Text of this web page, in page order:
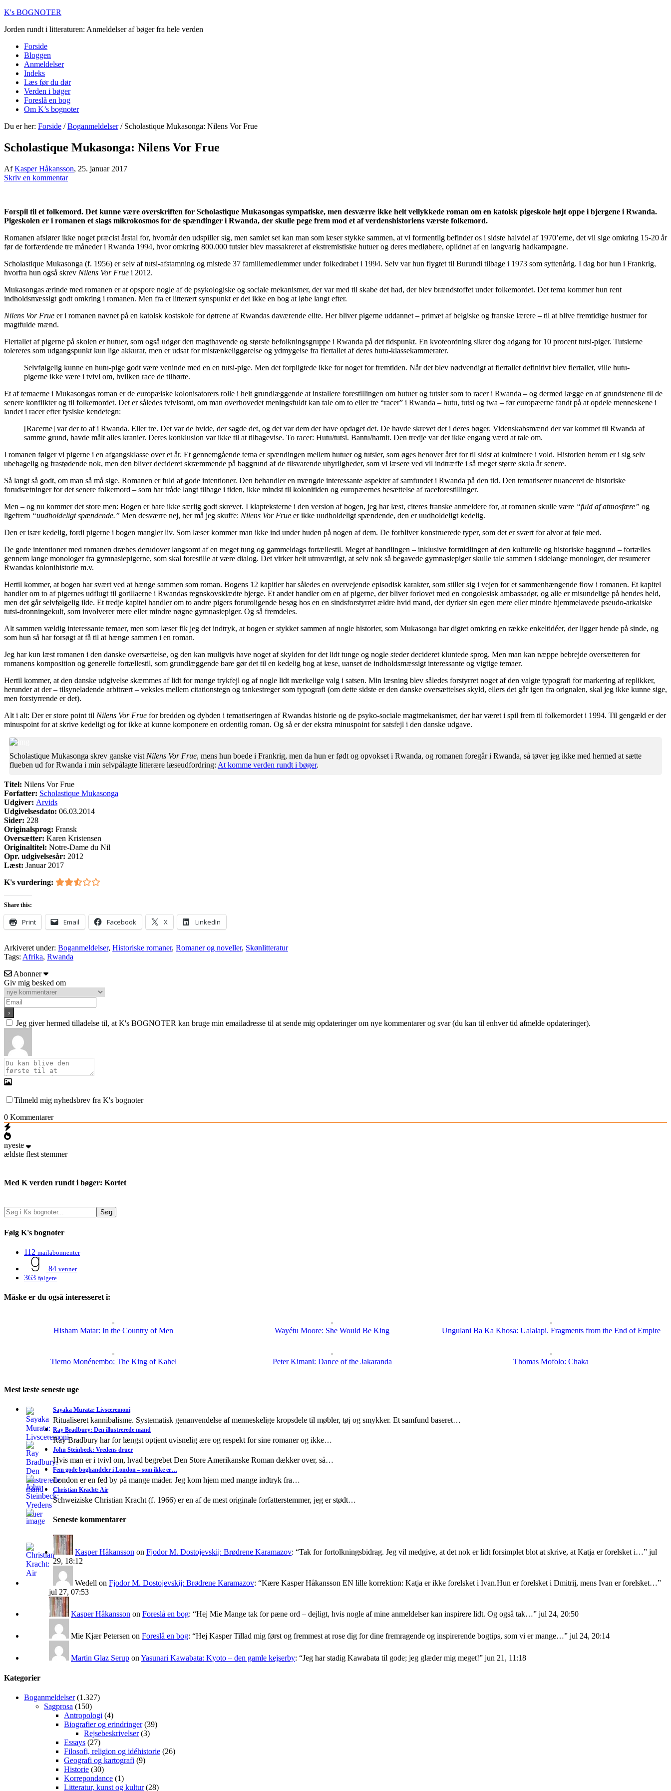
K's BOGNOTER
Jorden rundt i litteraturen: Anmeldelser af bøger fra hele verden
Forside
Bloggen
Anmeldelser
Indeks
Læs før du dør
Verden i bøger
Foreslå en bog
Om K’s bognoter
Du er her: Forside / Boganmeldelser /Scholastique Mukasonga: Nilens Vor Frue
Scholastique Mukasonga: Nilens Vor Frue
AfKasper Håkansson, 25. januar 2017
Skriv en kommentar
Forspil til et folkemord. Det kunne være overskriften for Scholastique Mukasongas sympatiske, men desværre ikke helt vellykkede roman om en katolsk pigeskole højt oppe i bjergene i Rwanda.
Pigeskolen er i romanen et slags mikrokosmos for de spændinger i Rwanda, der skulle pege frem mod et af verdenshistoriens værste folkemord.
Romanen afslører ikke noget præcist årstal for, hvornår den udspiller sig, men samlet set kan man som læser stykke sammen, at vi formentlig befinder os i sidste halvdel af 1970’erne, det vil sige omkring 15-20 år
før de forfærdende tre måneder i Rwanda 1994, hvor omkring 800.000 tutsier blev massakreret af ekstremistiske hutuer og deres medløbere, opildnet af en langvarig hadkampagne.
Scholastique Mukasonga (f. 1956) er selv af tutsi-afstamning og mistede 37 familiemedlemmer under folkedrabet i 1994. Selv var hun flygtet til Burundi tilbage i 1973 som syttenårig. I dag bor hun i Frankrig,
hvorfra hun også skrev Nilens Vor Frue i 2012.
Mukasongas ærinde med romanen er at opspore nogle af de psykologiske og sociale mekanismer, der var med til skabe det had, der blev brændstoffet under folkemordet. Det tema kommer hun rent
indholdsmæssigt godt omkring i romanen. Men fra et litterært synspunkt er det ikke en bog at løbe langt efter.
Nilens Vor Frue er i romanen navnet på en katolsk kostskole for døtrene af Rwandas daværende elite. Her bliver pigerne uddannet – primæt af belgiske og franske lærere – til at blive fremtidige hustruer for
magtfulde mænd.
Flertallet af pigerne på skolen er hutuer, som også udgør den magthavende og største befolkningsgruppe i Rwanda på det tidspunkt. En kvoteordning sikrer dog adgang for 10 procent tutsi-piger. Tutsierne
tolereres som udgangspunkt kun lige akkurat, men er udsat for mistænkeliggørelse og ydmygelse fra flertallet af deres hutu-klassekammerater.
Selvfølgelig kunne en hutu-pige godt være veninde med en en tutsi-pige. Men det forpligtede ikke for noget for fremtiden. Når det blev nødvendigt at flertallet definitivt blev flertallet, ville hutu-
pigerne ikke være i tvivl om, hvilken race de tilhørte.
Et af temaerne i Mukasongas roman er de europæiske kolonisatorers rolle i helt grundlæggende at installere forestillingen om hutuer og tutsier som to racer i Rwanda – og dermed lægge en af grundstenene til de
senere konflikter og til folkemordet. Det er således tvivlsomt, om man overhovedet meningsfuldt kan tale om to eller tre “racer” i Rwanda – hutu, tutsi og twa – før europæerne fandt på at opdele menneskene i
landet i racer efter fysiske kendetegn:
[Racerne] var der to af i Rwanda. Eller tre. Det var de hvide, der sagde det, og det var dem der have opdaget det. De havde skrevet det i deres bøger. Videnskabsmænd der var kommet til Rwanda af
samme grund, havde målt alles kranier. Deres konklusion var ikke til at tilbagevise. To racer: Hutu/tutsi. Bantu/hamit. Den tredje var det ikke engang værd at tale om.
I romanen følger vi pigerne i en afgangsklasse over et år. Et gennemgående tema er spændingen mellem hutuer og tutsier, som øges henover året for til sidst at kulminere i vold. Historien herom er i sig selv
ubehagelig og frastødende nok, men den bliver decideret skræmmende på baggrund af de tilsvarende uhyrligheder, som vi læsere ved vil indtræffe i så meget større skala år senere.
Så langt så godt, om man så må sige. Romanen er fuld af gode intentioner. Den behandler en mængde interessante aspekter af samfundet i Rwanda på den tid. Den tematiserer nuanceret de historiske
forudsætninger for det senere folkemord – som har tråde langt tilbage i tiden, ikke mindst til kolonitiden og europæernes besættelse af raceforestillinger.
Men – og nu kommer det store men: Bogen er bare ikke særlig godt skrevet. I klapteksterne i den version af bogen, jeg har læst, citeres franske anmeldere for, at romanen skulle være “fuld af atmosfære” og
ligefrem “uudholdeligt spændende.” Men desværre nej, her må jeg skuffe: Nilens Vor Frue er ikke uudholdeligt spændende, den er uudholdeligt kedelig.
Den er især kedelig, fordi pigerne i bogen mangler liv. Som læser kommer man ikke ind under huden på nogen af dem. De forbliver konstruerede typer, som det er svært for alvor at føle med.
De gode intentioner med romanen dræbes derudover langsomt af en meget tung og gammeldags fortællestil. Meget af handlingen – inklusive formidlingen af den kulturelle og historiske baggrund – fortælles
gennem lange monologer fra gymnasiepigerne, som skal forestille at være dialog. Det virker helt utroværdigt, at selv nok så begavede gymnasiepiger skulle tale sammen i sidelange monologer, der resumerer
Rwandas kolonihistorie m.v.
Hertil kommer, at bogen har svært ved at hænge sammen som roman. Bogens 12 kapitler har således en overvejende episodisk karakter, som stiller sig i vejen for et sammenhængende flow i romanen. Et kapitel
handler om to af pigernes udflugt til gorillaerne i Rwandas regnskovsklædte bjerge. Et andet handler om en af pigerne, der bliver forlovet med en congolesisk ambassadør, og alle er misundelige på hendes held,
men det går selvfølgelig ilde. Et tredje kapitel handler om to andre pigers foruroligende besøg hos en en sindsforstyrret ældre hvid mand, der dyrker sin egen mere eller mindre hjemmelavede pseudo-arkaiske
tutsi-dronningekult, som involverer mere eller mindre nøgne gymnasiepiger. Og så fremdeles.
Alt sammen vældig interessante temaer, men som læser fik jeg det indtryk, at bogen er stykket sammen af nogle historier, som Mukasonga har digtet omkring en række enkeltidéer, der ligger hende på sinde, og
som hun så har forsøgt at få til at hænge sammen i en roman.
Jeg har kun læst romanen i den danske oversættelse, og den kan muligvis have noget af skylden for det lidt tunge og nogle steder decideret kluntede sprog. Men man kan næppe bebrejde oversætteren for
romanens komposition og generelle fortællestil, som grundlæggende bare gør det til en kedelig bog at læse, uanset de indholdsmæssigt interessante og vigtige temaer.
Hertil kommer, at den danske udgivelse skæmmes af lidt for mange trykfejl og af nogle lidt mærkelige valg i satsen. Min læsning blev således forstyrret noget af den valgte typografi for markering af replikker,
herunder at der – tilsyneladende arbitrært – veksles mellem citationstegn og tankestreger som typografi (om dette sidste er den danske oversættelses skyld, ellers det går igen fra orignalen, skal jeg ikke kunne sige,
men forstyrrende er det).
Alt i alt: Der er store point til Nilens Vor Frue for bredden og dybden i tematiseringen af Rwandas historie og de psyko-sociale magtmekanismer, der har været i spil frem til folkemordet i 1994. Til gengæld er der
minuspoint for at skrive kedeligt og for ikke at kunne komponere en ordentlig roman. Og så er der ekstra minuspoint for satsfejl i den danske udgave.
Scholastique Mukasonga skrev ganske vist Nilens Vor Frue, mens hun boede i Frankrig, men da hun er født og opvokset i Rwanda, og romanen foregår i Rwanda, så tøver jeg ikke med hermed at sætte
flueben ud for Rwanda i min selvpålagte litterære læseudfordring: At komme verden rundt i bøger.
Titel: Nilens Vor Frue
Forfatter: Scholastique Mukasonga
Udgiver: Arvids
Udgivelsesdato: 06.03.2014
Sider: 228
Originalsprog: Fransk
Oversætter: Karen Kristensen
Originaltitel: Notre-Dame du Nil
Opr. udgivelsesår: 2012
Læst: Januar 2017
K's vurdering:
Share this:
Print Email Facebook X LinkedIn
Arkiveret under: Boganmeldelser, Historiske romaner, Romaner og noveller, Skønlitteratur
Tags: Afrika, Rwanda
Abonner
Giv mig besked om
Jeg giver hermed tilladelse til, at K's BOGNOTER kan bruge min emailadresse til at sende mig opdateringer om nye kommentarer og svar (du kan til enhver tid afmelde opdateringer).
Tilmeld mig nyhedsbrev fra K's bognoter
0 Kommentarer
nyeste
ældste flest stemmer
Med K verden rundt i bøger: Kortet
Følg K's bognoter
112 mailabonnenter
84 venner
363 følgere
Måske er du også interesseret i:
Hisham Matar: In the Country of Men Wayétu Moore: She Would Be King Ungulani Ba Ka Khosa: Ualalapi. Fragments from the End of Empire
Tierno Monénembo: The King of Kahel Peter Kimani: Dance of the Jakaranda Thomas Mofolo: Chaka
Mest læste seneste uge
Sayaka Murata: Livsceremoni
Ritualiseret kannibalisme. Systematisk genanvendelse af menneskelige kropsdele til møbler, tøj og smykker. Et samfund baseret…
Ray Bradbury: Den illustrerede mand
Ray Bradbury har for længst optjent uvisnelig ære og respekt for sine romaner og ikke…
John Steinbeck: Vredens druer
Hvis man er i tvivl om, hvad begrebet Den Store Amerikanske Roman dækker over, så…
Fem gode boghandeler i London – som ikke er…
London er en fed by på mange måder. Jeg kom hjem med mange indtryk fra…
Christian Kracht: Air
Schweiziske Christian Kracht (f. 1966) er en af de mest originale forfatterstemmer, jeg er stødt…
Seneste kommentarer
Kasper Håkansson on Fjodor M. Dostojevskij: Brødrene Karamazov: “Tak for fortolkningsbidrag. Jeg vil medgive, at det nok er lidt forsimplet blot at skrive, at Katja er forelsket i…” jul
29, 18:12
Wedell on Fjodor M. Dostojevskij: Brødrene Karamazov: “Kære Kasper Håkansson EN lille korrektion: Katja er ikke forelsket i Ivan.Hun er forelsket i Dmitrij, mens Ivan er forelsket…”
jul 27, 07:53
Kasper Håkansson on Foreslå en bog: “Hej Mie Mange tak for pæne ord – dejligt, hvis nogle af mine anmeldelser kan inspirere lidt. Og også tak…” jul 24, 20:50
Mie Kjær Petersen on Foreslå en bog: “Hej Kasper Tillad mig først og fremmest at rose dig for dine fremragende og inspirerende bogtips, som vi er mange…” jul 24, 20:14
Martin Glaz Serup onYasunari Kawabata: Kyoto – den gamle kejserby: “Jeg har stadig Kawabata til gode; jeg glæder mig meget!” jun 21, 11:18
Kategorier
Boganmeldelser(1.327)
Sagprosa (150)
Antropologi (4)
Biografier og erindringer(39)
Rejsebeskrivelser(3)
Essays (27)
Filosofi, religion og idéhistorie (26)
Geografi og kartografi (9)
Historie (30)
Korrepondance (1)
Litteratur, kunst og kultur(28)